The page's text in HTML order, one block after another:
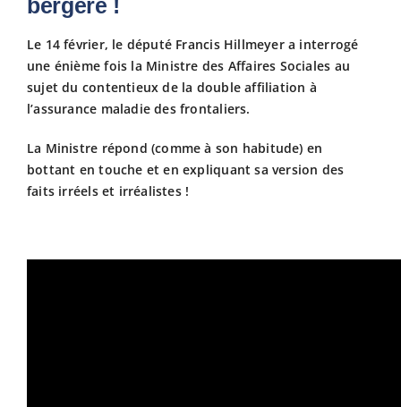
bergère !
Le 14 février, le député Francis Hillmeyer a interrogé
une énième fois la Ministre des Affaires Sociales au
sujet du contentieux de la double affiliation à
l’assurance maladie des frontaliers.
La Ministre répond (comme à son habitude) en
bottant en touche et en expliquant sa version des
faits irréels et irréalistes !